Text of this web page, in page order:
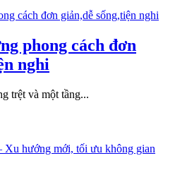
phong cách đơn
nghi
trệt và một tầng...